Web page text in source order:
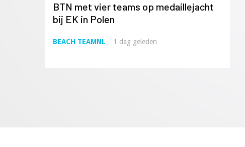
BTN met vier teams op medaillejacht
bij EK in Polen
BEACH TEAMNL 1 dag geleden